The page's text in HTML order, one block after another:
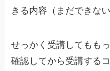
きる内容（まだできな
せっかく受講してもも
確認してから受講する